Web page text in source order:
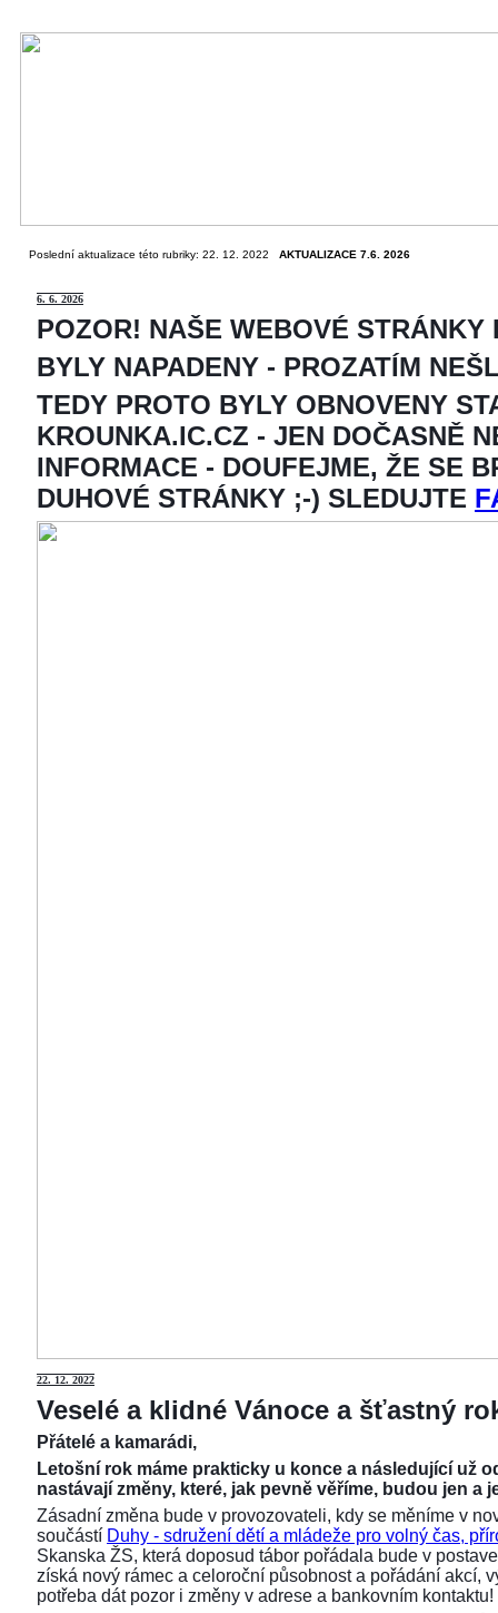
Poslední aktualizace této rubriky: 22. 12. 2022 AKTUALIZACE 7.6. 2026
6. 6. 2026
POZOR! NAŠE WEBOVÉ STRÁNKY
BYLY NAPADENY - PROZATÍM
TEDY PROTO BYLY OBNOVENY
KROUNKA.IC.CZ - JEN DOČASNĚ
INFORMACE - DOUFEJME, ŽE SE
DUHOVÉ STRÁNKY ;-) SLEDUJTE
22. 12. 2022
Veselé a klidné Vánoce a šťastný
Přátelé a kamarádi,
Letošní rok máme prakticky u konce a následující už
nastávají změny, které, jak pevně věříme, budou jen a
Zásadní změna bude v provozovateli, kdy se měníme v
součástí Duhy - sdružení dětí a mládeže pro volný čas,
Skanska ŽS, která doposud tábor pořádala bude v
získá nový rámec a celoroční působnost a pořádání akcí,
potřeba dát pozor i změny v adrese a bankovním kontaktu!